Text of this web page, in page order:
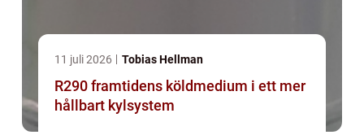
11 juli 2026 Tobias Hellman
R290 framtidens köldmedium i ett mer
hållbart kylsystem